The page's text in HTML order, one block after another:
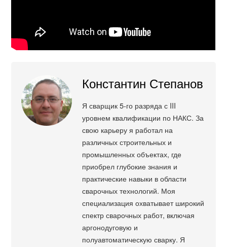
Константин Степанов
Я сварщик 5-го разряда с III
уровнем квалификации по НАКС. За
свою карьеру я работал на
различных строительных и
промышленных объектах, где
приобрел глубокие знания и
практические навыки в области
сварочных технологий. Моя
специализация охватывает широкий
спектр сварочных работ, включая
аргонодуговую и
полуавтоматическую сварку. Я